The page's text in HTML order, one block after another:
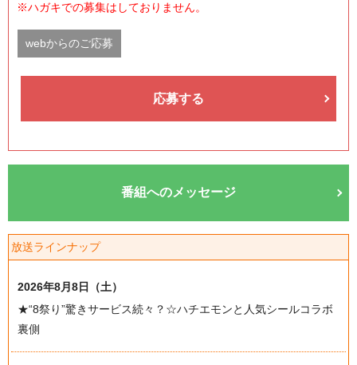
※ハガキでの募集はしておりません。
webからのご応募
応募する
番組へのメッセージ
放送ラインナップ
2026年8月8日（土）
★“8祭り”驚きサービス続々？☆ハチエモンと人気シールコラボ
裏側